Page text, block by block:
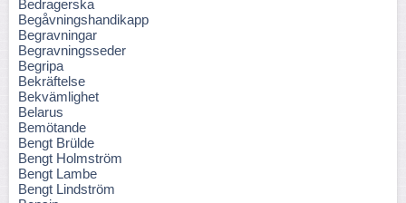
Bedragerska
Begåvningshandikapp
Begravningar
Begravningsseder
Begripa
Bekräftelse
Bekvämlighet
Belarus
Bemötande
Bengt Brülde
Bengt Holmström
Bengt Lambe
Bengt Lindström